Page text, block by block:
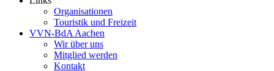
Organisationen
Touristik und Freizeit
VVN-BdA Aachen
Wir über uns
Mitglied werden
Kontakt